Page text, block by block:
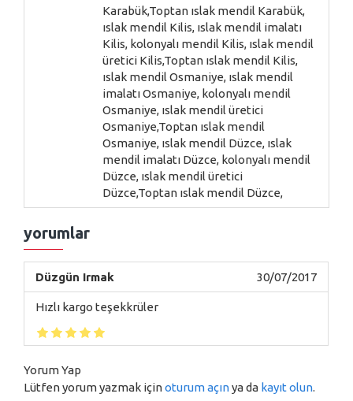
yorumlar
Düzgün Irmak 30/07/2017
Hızlı kargo teşekkrüler
Yorum Yap
Lütfen yorum yazmak içinoturum açınya da kayıt olun.